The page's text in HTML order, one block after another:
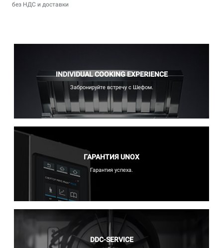
без НДС и доставки
INDIVIDUAL COOKING EXPERIENCE
Забронируйте встречу с Шефом.
ГАРАНТИЯ UNOX
Гарантия успеха.
DDC-SERVICE